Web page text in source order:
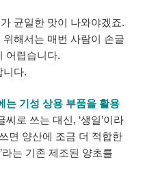
균일한 맛이 나와야겠죠.
해서는 매번 사람이 손글
어렵습니다.
니다.
는 기성 상용 부품을 활용
씨로 쓰는 대신, ‘생일’이라
면 양산에 조금 더 적합한
라는 기존 제조된 양초를